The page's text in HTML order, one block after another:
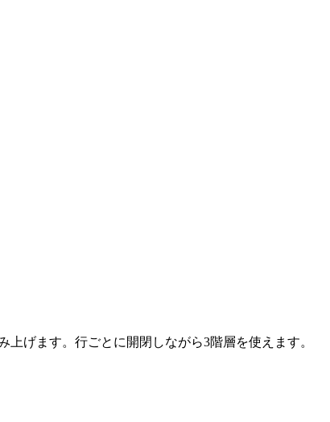
げます。行ごとに開閉しながら3階層を使えます。